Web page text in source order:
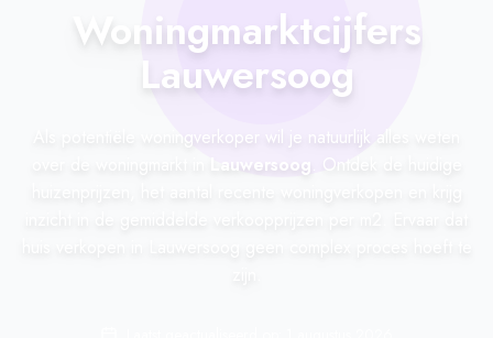
Woningmarktcijfers
Lauwersoog
Als potentiële woningverkoper wil je natuurlijk alles weten
Lauwersoog
. Ontdek de huidige